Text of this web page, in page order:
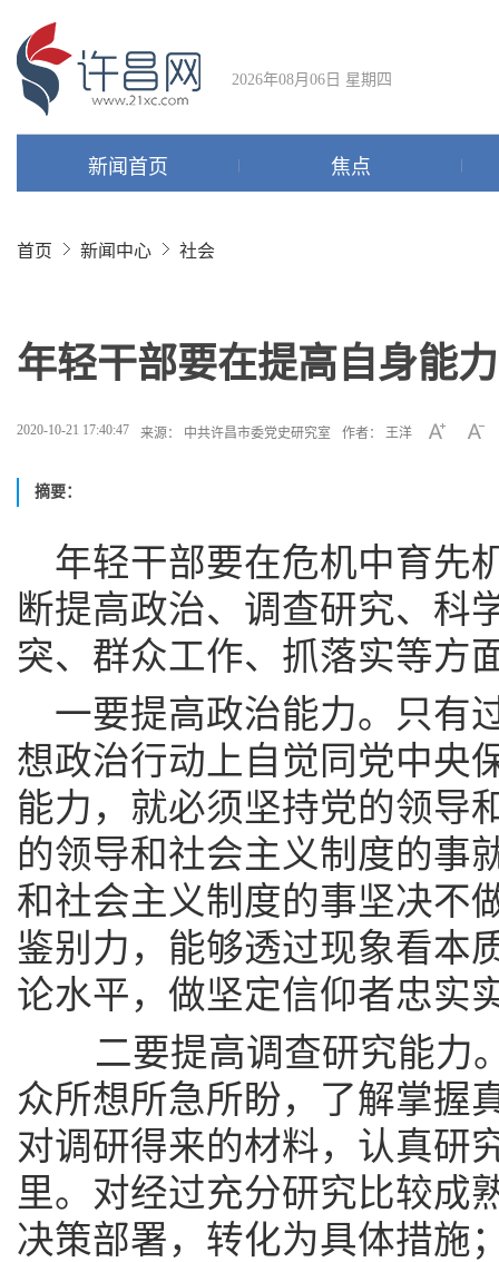
2026年08月06日 星期四
新闻首页 焦点
首页 新闻中心 社会
年轻干部要在提高自身能
2020-10-21 17:40:47 来源： 中共许昌市委党史研究室 作者： 王洋
摘要：
年轻干部要在危机中育先
断提高政治、调查研究、科
突、群众工作、抓落实等方
一要提高政治能力。只有
想政治行动上自觉同党中央
能力，就必须坚持党的领导
的领导和社会主义制度的事
和社会主义制度的事坚决不
鉴别力，能够透过现象看本
论水平，做坚定信仰者忠实
二要提高调查研究能力
众所想所急所盼，了解掌握
对调研得来的材料，认真研
里。对经过充分研究比较成
决策部署，转化为具体措施